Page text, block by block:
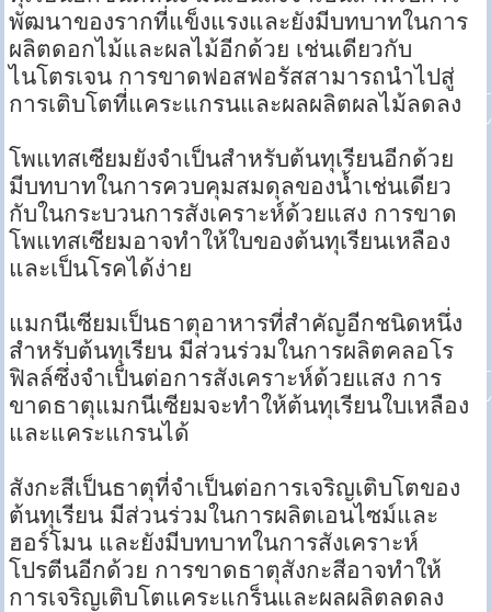
พัฒนาของรากที่แข็งแรงและยังมีบทบาทในการ
ผลิตดอกไม้และผลไม้อีกด้วย เช่นเดียวกับ
ไนโตรเจน การขาดฟอสฟอรัสสามารถนำไปสู่
การเติบโตที่แคระแกรนและผลผลิตผลไม้ลดลง
โพแทสเซียมยังจำเป็นสำหรับต้นทุเรียนอีกด้วย
มีบทบาทในการควบคุมสมดุลของน้ำเช่นเดียว
กับในกระบวนการสังเคราะห์ด้วยแสง การขาด
โพแทสเซียมอาจทำให้ใบของต้นทุเรียนเหลือง
และเป็นโรคได้ง่าย
แมกนีเซียมเป็นธาตุอาหารที่สำคัญอีกชนิดหนึ่ง
สำหรับต้นทุเรียน มีส่วนร่วมในการผลิตคลอโร
ฟิลล์ซึ่งจำเป็นต่อการสังเคราะห์ด้วยแสง การ
ขาดธาตุแมกนีเซียมจะทำให้ต้นทุเรียนใบเหลือง
และแคระแกรนได้
สังกะสีเป็นธาตุที่จำเป็นต่อการเจริญเติบโตของ
ต้นทุเรียน มีส่วนร่วมในการผลิตเอนไซม์และ
ฮอร์โมน และยังมีบทบาทในการสังเคราะห์
โปรตีนอีกด้วย การขาดธาตุสังกะสีอาจทำให้
การเจริญเติบโตแคระแกร็นและผลผลิตลดลง